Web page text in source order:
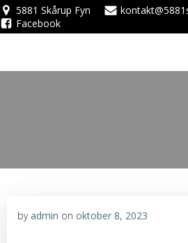
Videre
5881 Skårup Fyn
Facebook
byadmin on oktober 8, 2023